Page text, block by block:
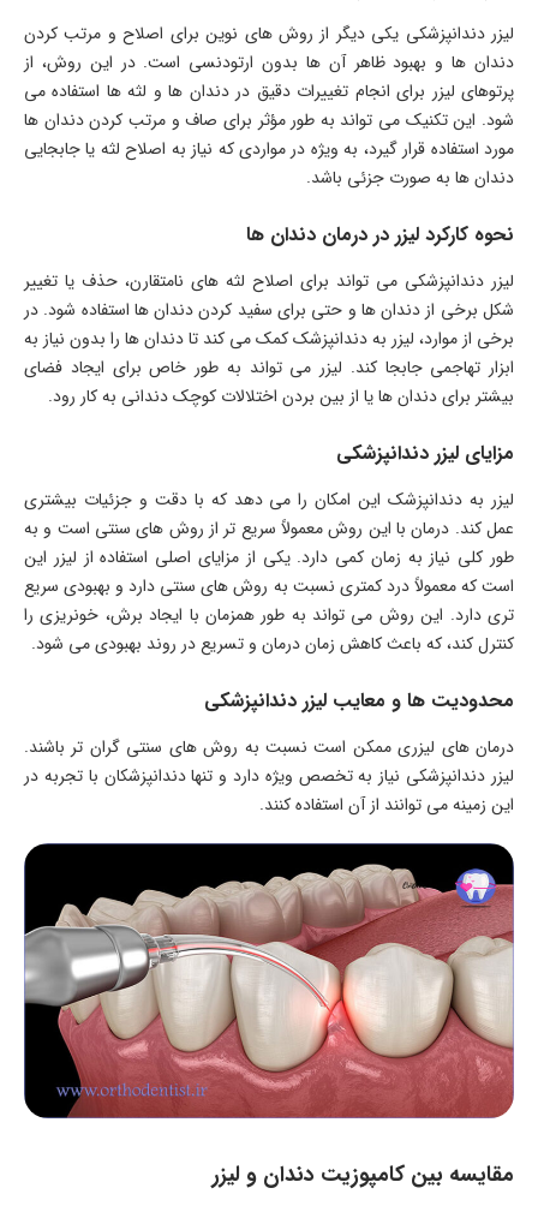
لیزر دندانپزشکی یکی دیگر از روش های نوین برای اصلاح و مرتب کردن
دندان ها و بهبود ظاهر آن ها بدون ارتودنسی است. در این روش، از
پرتوهای لیزر برای انجام تغییرات دقیق در دندان ها و لثه ها استفاده می
شود. این تکنیک می تواند به طور مؤثر برای صاف و مرتب کردن دندان ها
مورد استفاده قرار گیرد، به ویژه در مواردی که نیاز به اصلاح لثه یا جابجایی
دندان ها به صورت جزئی باشد.
نحوه کارکرد لیزر در درمان دندان ها
لیزر دندانپزشکی می تواند برای اصلاح لثه های نامتقارن، حذف یا تغییر
شکل برخی از دندان ها و حتی برای سفید کردن دندان ها استفاده شود. در
برخی از موارد، لیزر به دندانپزشک کمک می کند تا دندان ها را بدون نیاز به
ابزار تهاجمی جابجا کند. لیزر می تواند به طور خاص برای ایجاد فضای
بیشتر برای دندان ها یا از بین بردن اختلالات کوچک دندانی به کار رود.
مزایای لیزر دندانپزشکی
لیزر به دندانپزشک این امکان را می دهد که با دقت و جزئیات بیشتری
عمل کند. درمان با این روش معمولاً سریع تر از روش های سنتی است و به
طور کلی نیاز به زمان کمی دارد. یکی از مزایای اصلی استفاده از لیزر این
است که معمولاً درد کمتری نسبت به روش های سنتی دارد و بهبودی سریع
تری دارد. این روش می تواند به طور همزمان با ایجاد برش، خونریزی را
کنترل کند، که باعث کاهش زمان درمان و تسریع در روند بهبودی می شود.
محدودیت ها و معایب لیزر دندانپزشکی
درمان های لیزری ممکن است نسبت به روش های سنتی گران تر باشند.
لیزر دندانپزشکی نیاز به تخصص ویژه دارد و تنها دندانپزشکان با تجربه در
این زمینه می توانند از آن استفاده کنند.
مقایسه بین کامپوزیت دندان و لیزر